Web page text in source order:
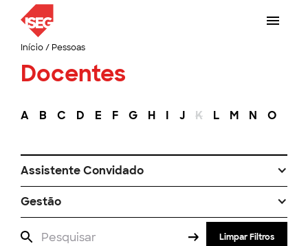
Início/ Pessoas
Docentes
A B C D E F G H I J K L M N O
Assistente Convidado
Gestão
Limpar Filtros